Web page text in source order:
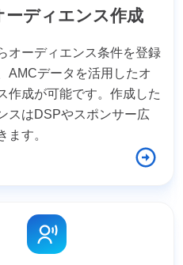
ーディエンス作成
オーディエンス条件を登録
AMCデータを活用したオ
作成が可能です。作成した
スはDSPやスポンサー広
ます。